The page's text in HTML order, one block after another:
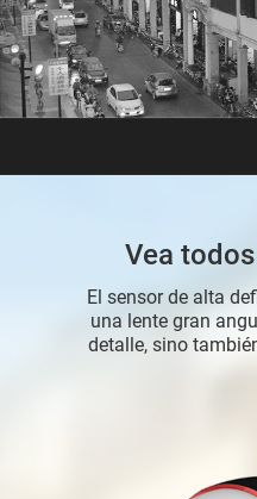
Vea
El sensor de alta
una lente gran
detalle, sino